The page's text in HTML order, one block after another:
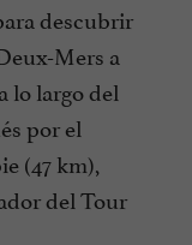
descubrir
Mers a
lo largo del
por el
(47 km),
del Tour